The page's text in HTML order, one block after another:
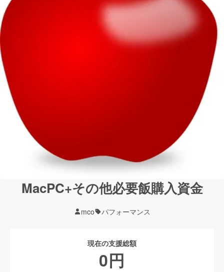
MacPC+その他必要飯購入資金
mco パフォーマンス
現在の支援総額
0円